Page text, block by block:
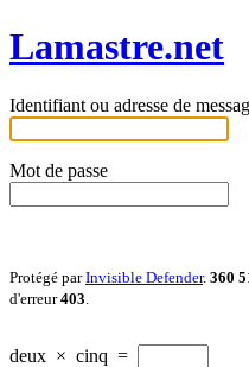
Lamastre.net
Identifiant ou adresse de
Mot de passe
Protégé parInvisible Defender. 360
d'erreur403
deux × cinq =